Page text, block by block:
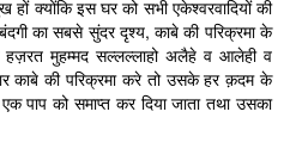
क्योंकि इस घर को सभी एकेश्वरवादियों की
का सबसे सुंदर दृश्य, काबे की परिक्रमा के
मुहम्मद सल्लल्लाहो अलैहे व आलेही व
काबे की परिक्रमा करे तो उसके हर क़दम के
पाप को समाप्त कर दिया जाता तथा उसका